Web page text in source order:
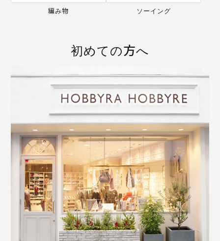
編み物 ソーイング
初めての方へ